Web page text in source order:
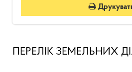
ПЕРЕЛІК ЗЕМЕЛЬНИХ